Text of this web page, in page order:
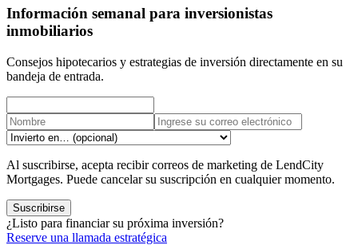
Información semanal para inversionistas
inmobiliarios
Consejos hipotecarios y estrategias de inversión directamente en su
bandeja de entrada.
Al suscribirse, acepta recibir correos de marketing de LendCity
Mortgages. Puede cancelar su suscripción en cualquier momento.
Suscribirse
¿Listo para financiar su próxima inversión?
Reserve una llamada estratégica